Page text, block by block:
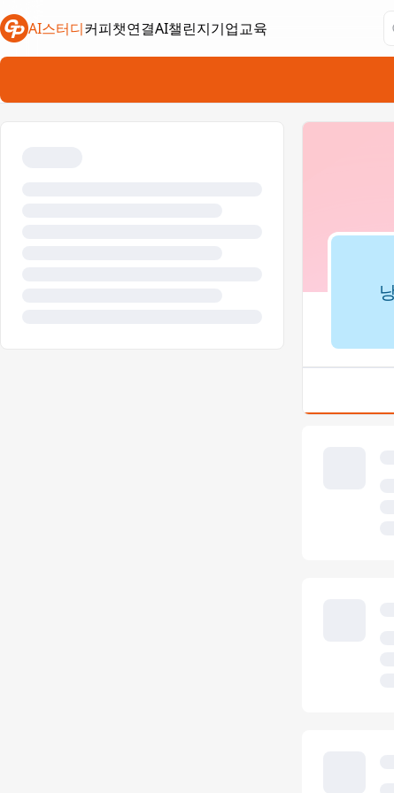
AI스터디커피챗연결
새 탭에서 열림AI챌린지
새 탭에서 열림
기업교육
새 탭에서 열림